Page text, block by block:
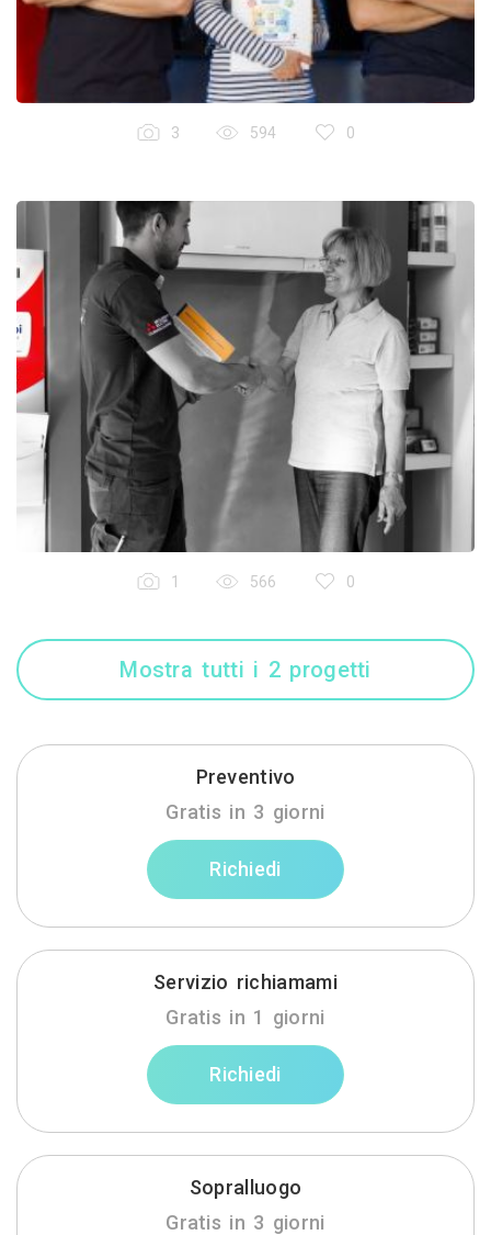
3 594 0
1 566 0
Mostra tutti i 2 progetti
Preventivo
Gratis in 3 giorni
Richiedi
Servizio richiamami
Gratis in 1 giorni
Richiedi
Sopralluogo
Gratis in 3 giorni